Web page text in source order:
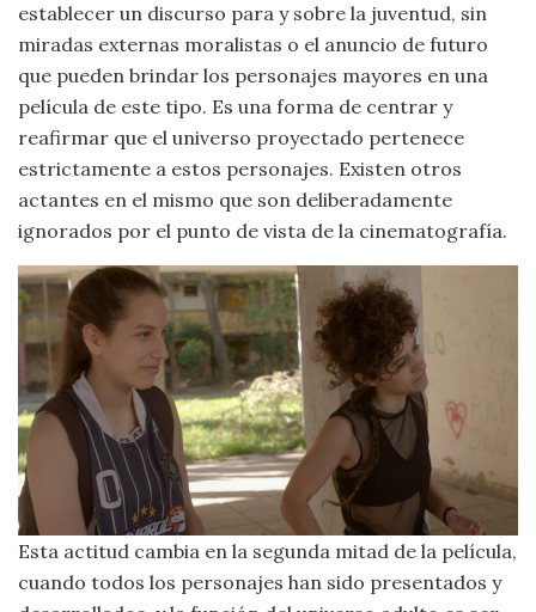
establecer un discurso para y sobre la juventud, sin
miradas externas moralistas o el anuncio de futuro
que pueden brindar los personajes mayores en una
película de este tipo. Es una forma de centrar y
reafirmar que el universo proyectado pertenece
estrictamente a estos personajes. Existen otros
actantes en el mismo que son deliberadamente
ignorados por el punto de vista de la cinematografía.
Esta actitud cambia en la segunda mitad de la película,
cuando todos los personajes han sido presentados y